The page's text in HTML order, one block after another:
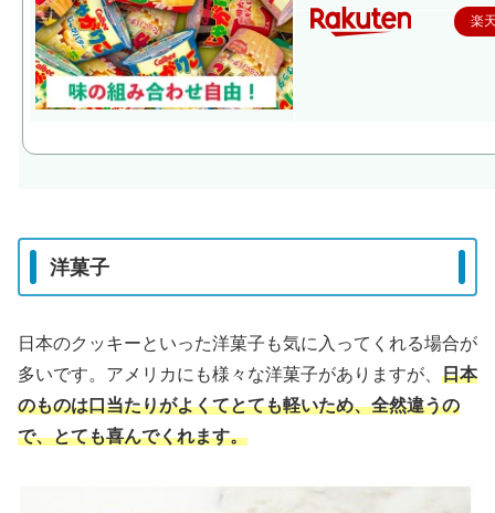
楽
洋菓子
日本のクッキーといった洋菓子も気に入ってくれる場合が
多いです。アメリカにも様々な洋菓子がありますが、 日本
のものは口当たりがよくてとても軽いため、全然違うの
で、とても喜んでくれます。